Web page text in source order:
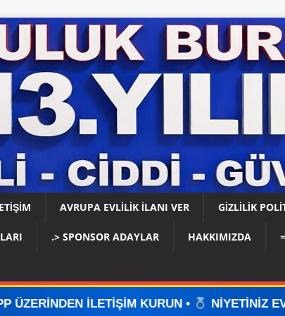
AVRUPA EVLİLİK İLANI VER GIZLILIK
.> SPONSOR ADAYLAR HAKKIMIZDA
KURUN • NİYETİNİZ EVLİLİKSE, DOĞRU